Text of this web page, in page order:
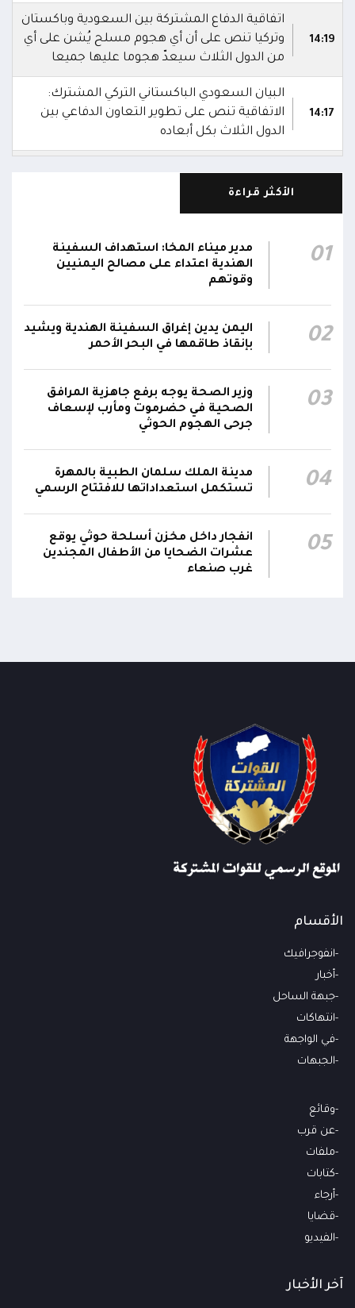
14:19
اتفاقية الدفاع المشتركة بين السعودية وباكستان
وتركيا تنص على أن أي هجوم مسلح يُشن على أي
من الدول الثلاث سيعدّ هجوما عليها جميعا
14:17
البيان السعودي الباكستاني التركي المشترك:
الاتفاقية تنص على تطوير التعاون الدفاعي بين
الدول الثلاث بكل أبعاده
مشترك
بمُسيرة حوثية استهدف مواقع عسكرية لقوات
دفاع شبوة في حريب جنوبي مأرب
12:02
11:57
صاروخ حوثي يستهدف مخيماً للنازحين في مأرب
ويصيب عدداً منهم.. وصاروخ آخر يطول تجمعات
سكنية
الأكثر قراءة
01
مدير ميناء المخا: استهداف السفينة
الهندية اعتداء على مصالح اليمنيين
وقوتهم
02
اليمن يدين إغراق السفينة الهندية ويشيد
بإنقاذ طاقمها في البحر الأحمر
03
وزير الصحة يوجه برفع جاهزية المرافق
الصحية في حضرموت ومأرب لإسعاف
جرحى الهجوم الحوثي
04
مدينة الملك سلمان الطبية بالمهرة
تستكمل استعداداتها للافتتاح الرسمي
05
انفجار داخل مخزن أسلحة حوثي يوقع
عشرات الضحايا من الأطفال المجندين
غرب صنعاء
الأقسام
انفوجرافيك
أخبار
جبهة الساحل
انتهاكات
في الواجهة
الجبهات
وقائع
عن قرب
ملفات
كتابات
أرجاء
قضايا
الفيديو
آخر الأخبار